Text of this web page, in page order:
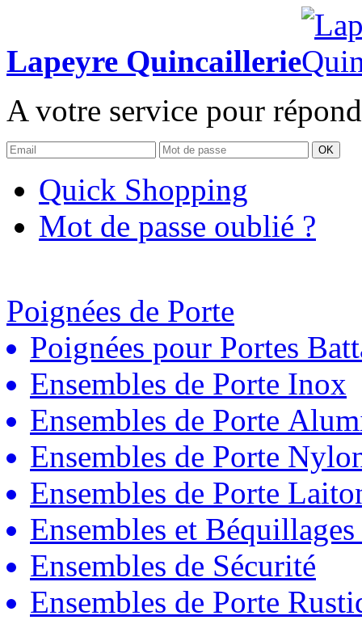
Lapeyre Quincaillerie
A votre service pour
OK
Quick Shopping
Mot de passe oublié ?
Poignées de Porte
Poignées pour Portes
Ensembles de Porte Inox
Ensembles de Porte
Ensembles de Porte
Ensembles de Porte
Ensembles et
Ensembles de Sécurité
Ensembles de Porte